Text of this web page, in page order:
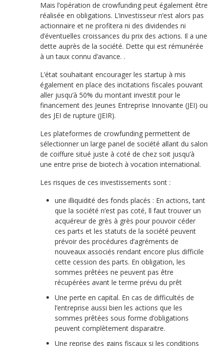
Mais l’opération de crowfunding peut également être
réalisée en obligations. L’investisseur n’est alors pas
actionnaire et ne profitera ni des dividendes ni
d’éventuelles croissances du prix des actions. Il a une
dette auprès de la société. Dette qui est rémunérée
à un taux connu d’avance. .
L’état souhaitant encourager les startup à mis
également en place des incitations fiscales pouvant
aller jusqu’à 50% du montant investit pour le
financement des Jeunes Entreprise Innovante (JEI) ou
des JEI de rupture (JEIR).
Les plateformes de crowfunding permettent de
sélectionner un large panel de société allant du salon
de coiffure situé juste à coté de chez soit jusqu’à
une entre prise de biotech à vocation international.
Les risques de ces investissements sont :
une illiquidité des fonds placés : En actions, tant
que la société n’est pas coté, ll faut trouver un
acquéreur de grès à grès pour pouvoir céder
ces parts et les statuts de la société peuvent
prévoir des procédures d’agréments de
nouveaux associés rendant encore plus difficile
cette cession des parts. En obligation, les
sommes prêtées ne peuvent pas être
récupérées avant le terme prévu du prêt
Une perte en capital. En cas de difficultés de
l’entreprise aussi bien les actions que les
sommes prêtées sous forme d’obligations
peuvent complètement disparaitre.
Une reprise des gains fiscaux si les conditions